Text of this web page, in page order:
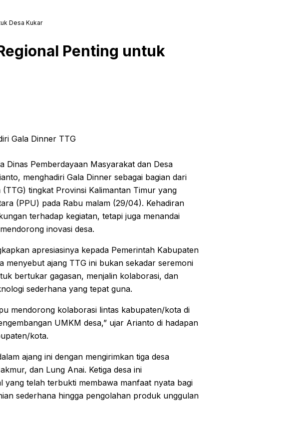
Desa Kukar
Penting untuk
Gala Dinner TTG
Dinas Pemberdayaan Masyarakat dan Desa
menghadiri Gala Dinner sebagai bagian dari
tingkat Provinsi Kalimantan Timur yang
(PPU) pada Rabu malam (29/04). Kehadiran
terhadap kegiatan, tetapi juga menandai
inovasi desa.
apresiasinya kepada Pemerintah Kabupaten
menyebut ajang TTG ini bukan sekadar seremoni
bertukar gagasan, menjalin kolaborasi, dan
sederhana yang tepat guna.
mendorong kolaborasi lintas kabupaten/kota di
UMKM desa,” ujar Arianto di hadapan
kota.
ajang ini dengan mengirimkan tiga desa
dan Lung Anai. Ketiga desa ini
yang telah terbukti membawa manfaat nyata bagi
sederhana hingga pengolahan produk unggulan